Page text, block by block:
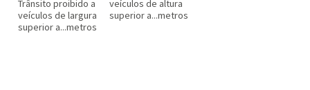
Trânsito proibido a
veículos de largura
superior a...metros
veículos de altura
superior a...metros